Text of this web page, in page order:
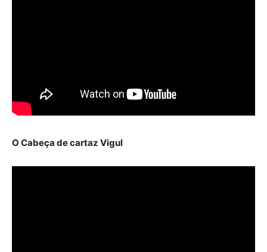
O Cabeça de cartaz Vigul